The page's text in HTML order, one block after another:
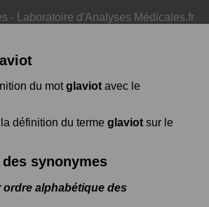
- Laboratoire d'Analyses Médicales.fr
du motglaviot avec le
définition du terme glaviot sur le
synonymes
ordre alphabétique des